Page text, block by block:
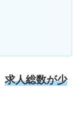
求人総数が少